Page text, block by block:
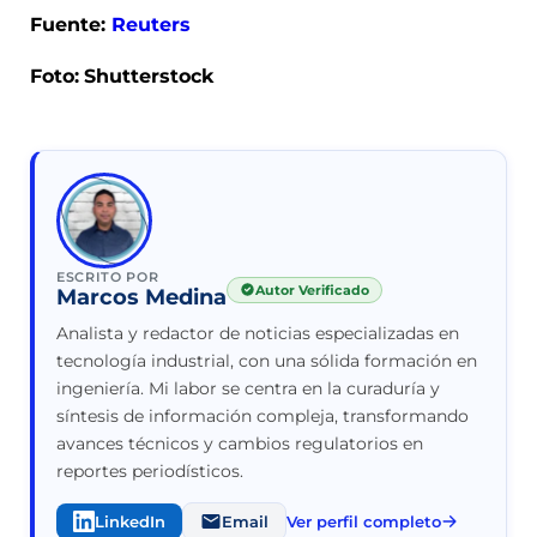
Fuente: Reuters
Foto: Shutterstock
ESCRITO POR
Marcos Medina Autor Verificado
Analista y redactor de noticias especializadas en
tecnología industrial, con una sólida formación en
ingeniería. Mi labor se centra en la curaduría y
síntesis de información compleja, transformando
avances técnicos y cambios regulatorios en
reportes periodísticos.
LinkedIn Email Ver perfil completo